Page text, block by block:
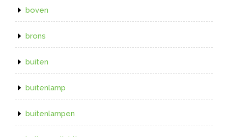
boven
brons
buiten
buitenlamp
buitenlampen